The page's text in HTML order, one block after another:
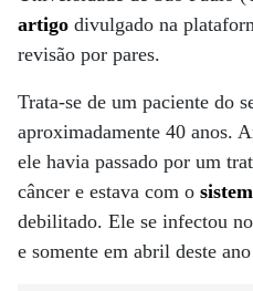
artigo divulgado na
revisão por pares.
Trata-se de um paciente do
aproximadamente 40 anos.
ele havia passado por um
câncer e estava com o
debilitado. Ele se infectou
e somente em abril deste